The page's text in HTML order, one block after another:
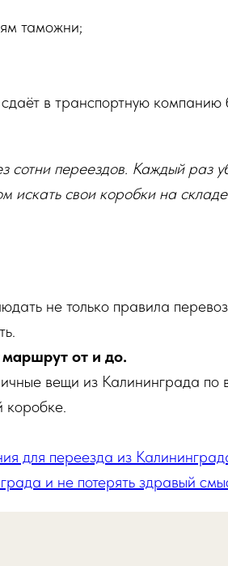
таможни;
в транспортную компанию
переездов. Каждый раз
искать свои коробки на
не только правила
маршрут от и до.
вещи из Калининграда по
коробке.
для переезда из
и не потерять здравый